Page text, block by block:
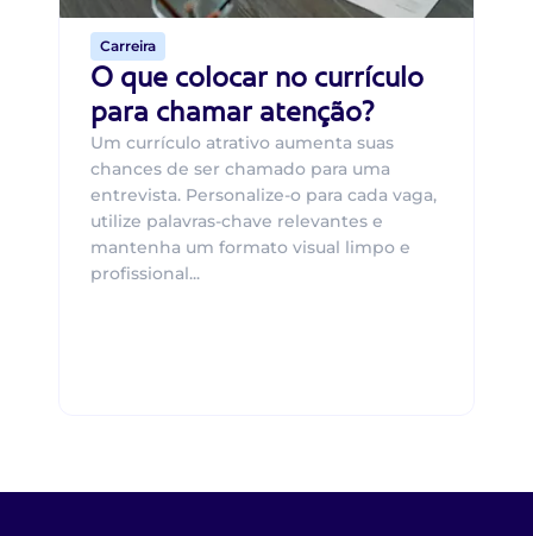
Carreira
O que colocar no currículo
para chamar atenção?
Um currículo atrativo aumenta suas
chances de ser chamado para uma
entrevista. Personalize-o para cada vaga,
utilize palavras-chave relevantes e
mantenha um formato visual limpo e
profissional...